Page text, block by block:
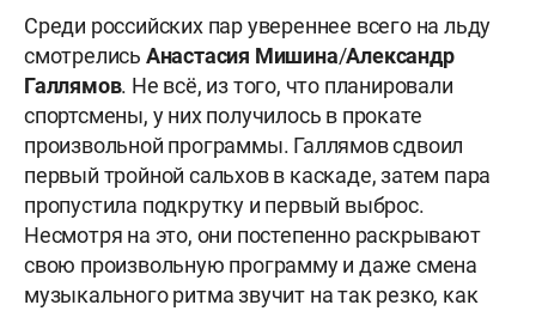
Среди российских пар увереннее всего на льду
смотрелись Анастасия Мишина/Александр
Галлямов. Не всё, из того, что планировали
спортсмены, у них получилось в прокате
произвольной программы. Галлямов сдвоил
первый тройной сальхов в каскаде, затем пара
пропустила подкрутку и первый выброс.
Несмотря на это, они постепенно раскрывают
свою произвольную программу и даже смена
музыкального ритма звучит на так резко, как